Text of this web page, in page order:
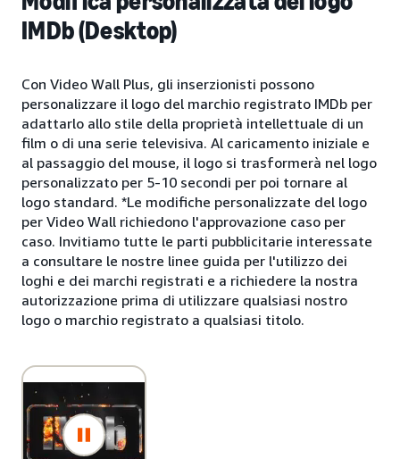
IMDb (Desktop)
Con Video Wall Plus, gli inserzionisti possono
personalizzare il logo del marchio registrato IMDb per
adattarlo allo stile della proprietà intellettuale di un
film o di una serie televisiva. Al caricamento iniziale e
al passaggio del mouse, il logo si trasformerà nel logo
personalizzato per 5-10 secondi per poi tornare al
logo standard. *Le modifiche personalizzate del logo
per Video Wall richiedono l'approvazione caso per
caso. Invitiamo tutte le parti pubblicitarie interessate
a consultare le nostre linee guida per l'utilizzo dei
loghi e dei marchi registrati e a richiedere la nostra
autorizzazione prima di utilizzare qualsiasi nostro
logo o marchio registrato a qualsiasi titolo.